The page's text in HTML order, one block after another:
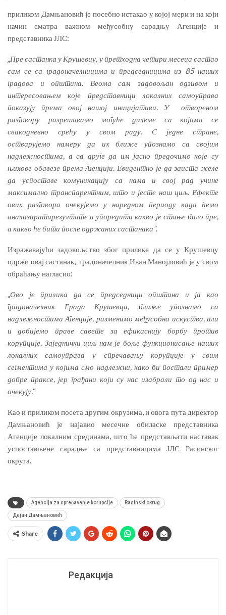
приликом Дамњановић је посебно истакао у којој мери и на који
начин сматра важном међусобну сарадњу Агенције и
представника ЈЛС:
„Пре састанка у Крушевцу, у претходна четири месеца састао
сам се са градоначелницима и председницима из 85 наших
градова и општина. Веома сам задовољан одзивом и
интересовањем које представници локалних самоуправа
показују према овој нашој иницијативи. У отвореном
разговору разрешавамо могуће дилеме са којима се
свакодневно срећу у свом раду. С једне стране,
остварујемо намеру да их ближе упознамо са својим
надлежностима, а са друге да им јасно предочимо које су
њихове обавезе према Агенцији. Евидентно је да заиста желе
да успоставе комуникацију са нама и свој рад учине
максимално транспарентним, што и јесте наш циљ. Ефекте
ових разговора очекујемо у наредном периоду када ћемо
анализиратирезултате и упоредити какво је стање било пре,
а какво ће бити после одржаних састанака“.
Изражавајући задовољство због прилике да се у Крушевцу
одржи овај састанак, градоначелник Иван Манојловић је у свом
обраћању нагласио:
„Ово је прилика да се председници општина и ја као
градоначелник Града Крушевца, ближе упознамо са
надлежностима Агенције, разменимо међусобна искуства, али
и добијемо праве савете за ефикаснију борбу против
корупције. Заједнички циљ нам је боље функционисање наших
локалних самоуправа у спречавању корупције у свим
сегментима у којима смо надлежни, како би постали пример
добре праксе, јер грађани који су нас изабрали то од нас и
очекују.“
Као и приликом посета другим окрузима, и овога пута директор
Дамњановић је најавио месечне обиласке представника
Агенције локалним срединама, што ће представљати наставак
успостављене сарадње са представницима ЈЛС Расинског
округа.
Agencija za sprečavanje korupcije Rasinski okrug
Дејан Дамњановић
Share
Редакција